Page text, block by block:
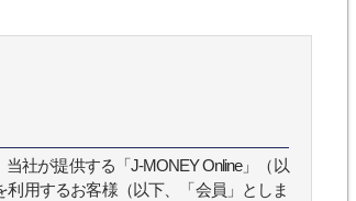
社が提供する「J-MONEY Online」（以
用するお客様（以下、「会員」としま